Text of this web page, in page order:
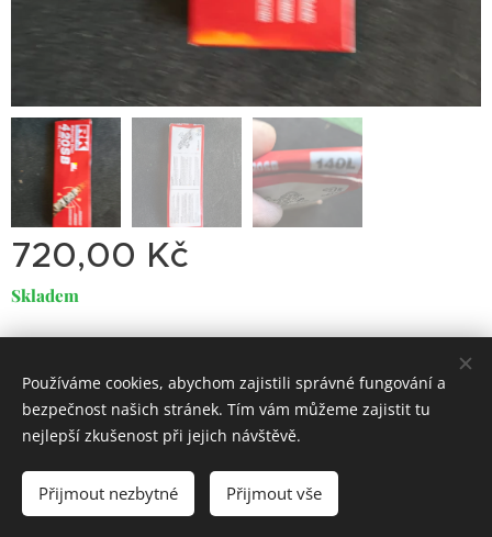
720,00 Kč
Skladem
Do košíku
DirtyMotorcycleGarage
Classic Trial-Enduro
Cookies
Používáme cookies, abychom zajistili správné fungování a
bezpečnost našich stránek. Tím vám můžeme zajistit tu
nejlepší zkušenost při jejich návštěvě.
Přijmout nezbytné Přijmout vše